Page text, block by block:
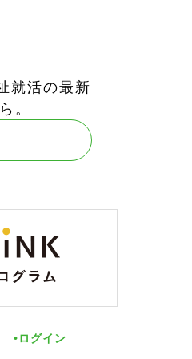
就活の最新
。
ログイン